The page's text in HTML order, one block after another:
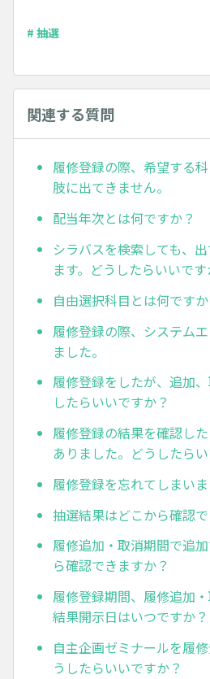
# 抽選
関連する質問
履修登録の際、希望する
肢に出てきません。
配当年次とは何ですか？
シラバスを検索しても、
ます。どうしたらいいです
自由選択科目とは何ですか
履修登録の際、システム
ました。
履修登録をしたが、追加
したらいいですか？
履修登録の結果を確認し
ありました。どうしたら
履修登録を忘れてしまいま
抽選結果はどこから確認
履修追加・取消期間で追
ら確認できますか？
履修登録期間、履修追加
結果開示日はいつですか？
自主企画ゼミナールを履
うしたらいいですか？